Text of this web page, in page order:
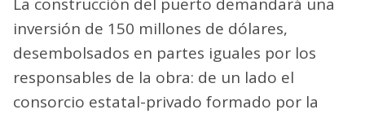
inversión de 150 millones de dólares,
desembolsados en partes iguales por los
responsables de la obra: de un lado el
consorcio estatal-privado formado por la